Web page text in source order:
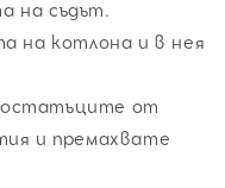
на съдът.
на котлона и в нея
от
и премахвате